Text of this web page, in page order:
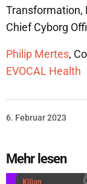
Transformation,
Chief Cyborg
Philip Mertes,
EVOCAL Health
6. Februar 2023
Mehr lesen